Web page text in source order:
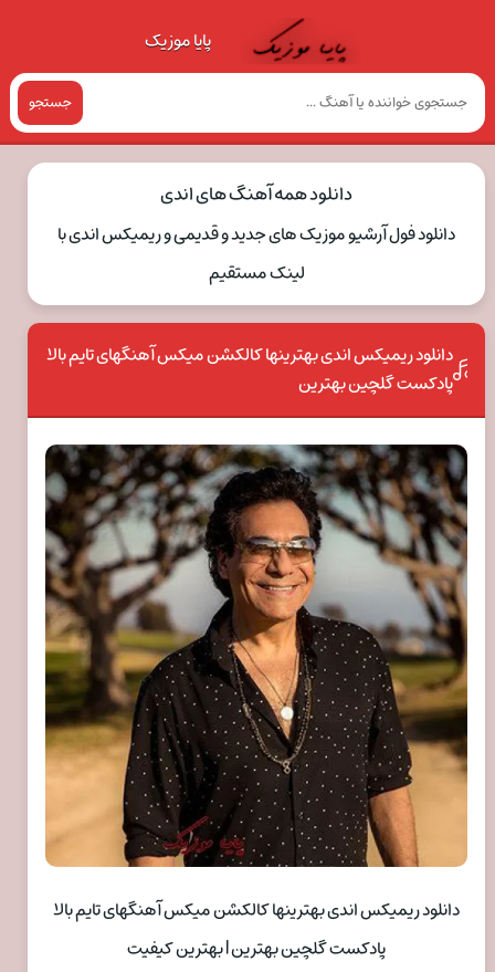
پایا موزیک
جستجو
دانلود همه آهنگ های اندی
دانلود فول آرشیو موزیک های جدید و قدیمی و ریمیکس اندی با
لینک مستقیم
دانلود ریمیکس اندی بهترینها کالکشن میکس آهنگهای تایم بالا
پادکست گلچین بهترین
دانلود ریمیکس اندی بهترینها کالکشن میکس آهنگهای تایم بالا
پادکست گلچین بهترین | بهترین کیفیت